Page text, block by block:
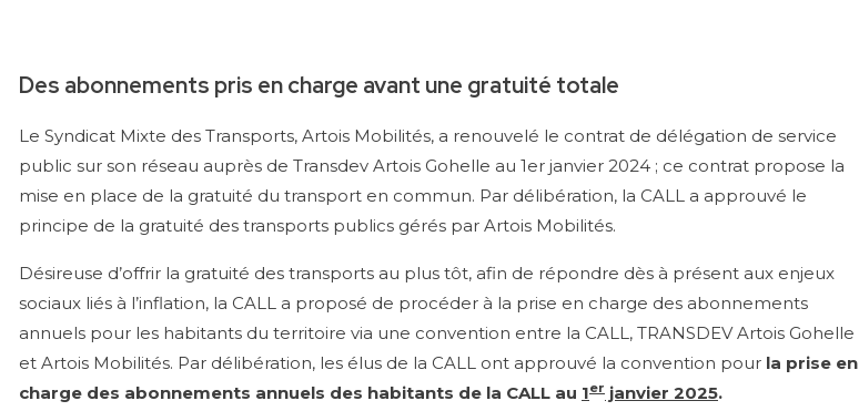
Des abonnements pris en charge avant une gratuité totale
Le Syndicat Mixte des Transports, Artois Mobilités, a renouvelé le contrat de délégation de service
public sur son réseau auprès de Transdev Artois Gohelle au 1er janvier 2024 ; ce contrat propose la
mise en place de la gratuité du transport en commun. Par délibération, la CALL a approuvé le
principe de la gratuité des transports publics gérés par Artois Mobilités.
Désireuse d’offrir la gratuité des transports au plus tôt, afin de répondre dès à présent aux enjeux
sociaux liés à l’inflation, la CALL a proposé de procéder à la prise en charge des abonnements
annuels pour les habitants du territoire via une convention entre la CALL, TRANSDEV Artois Gohelle
et Artois Mobilités. Par délibération, les élus de la CALL ont approuvé la convention pour la prise en
charge des abonnements annuels des habitants de la CALL au 1er janvier 2025.